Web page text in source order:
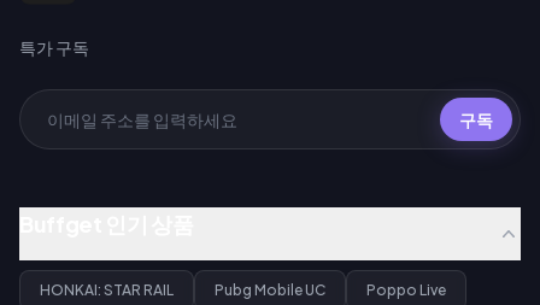
특가 구독
구독
HONKAI: STAR RAIL Pubg Mobile UC Poppo Live